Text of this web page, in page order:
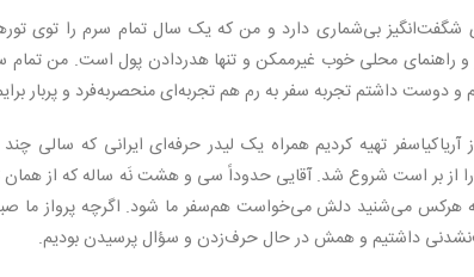
شگفت‌انگیز بی‌شماری دارد و من که یک سال تمام سرم را توی
و راهنمای محلی خوب غیرممکن و تنها هدردادن پول است. من
دوست داشتم تجربه سفر به رم هم تجربه‌ای منحصربه‌فرد و پربار
آریاکیاسفر تهیه کردیم همراه یک لیدر حرفه‌ای ایرانی که سالی
از بر است شروع شد. آقایی حدوداً سی و هشت نَه ‌ساله که از همان
می‌شنید دلش می‌خواست هم‌سفر ما شود. اگرچه پرواز ما صبح
داشتیم و همش در حال حرف‌زدن و سؤال پرسیدن بودیم.